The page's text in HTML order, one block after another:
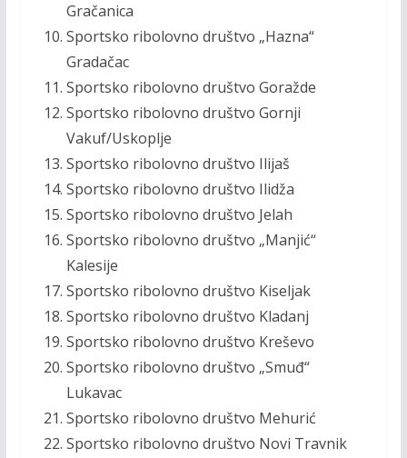
Gračanica
Sportsko ribolovno društvo „Hazna“
Gradačac
Sportsko ribolovno društvo Goražde
Sportsko ribolovno društvo Gornji
Vakuf/Uskoplje
Sportsko ribolovno društvo Ilijaš
Sportsko ribolovno društvo Ilidža
Sportsko ribolovno društvo Jelah
Sportsko ribolovno društvo „Manjić“
Kalesije
Sportsko ribolovno društvo Kiseljak
Sportsko ribolovno društvo Kladanj
Sportsko ribolovno društvo Kreševo
Sportsko ribolovno društvo „Smuđ“
Lukavac
Sportsko ribolovno društvo Mehurić
Sportsko ribolovno društvo Novi Travnik